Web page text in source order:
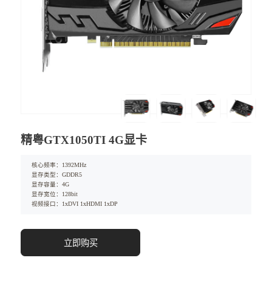
精粤GTX1050TI 4G显卡
核心频率：1392MHz
显存类型：GDDR5
显存容量：4G
显存宽位：128bit
视频接口：1xDVI 1xHDMI 1xDP
立即购买